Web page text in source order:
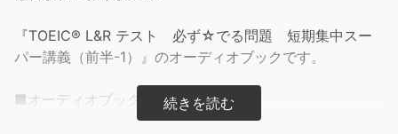
『TOEIC® L&R テスト 必ず☆でる問題 短期集中スー
パー講義（前半-1）』のオーディオブックです。
■オーディオブックの内容■
特集ページのリスニングパート、模試のリスニングパート